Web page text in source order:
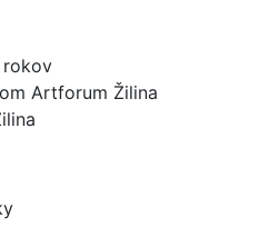
rokov
Artforum Žilina